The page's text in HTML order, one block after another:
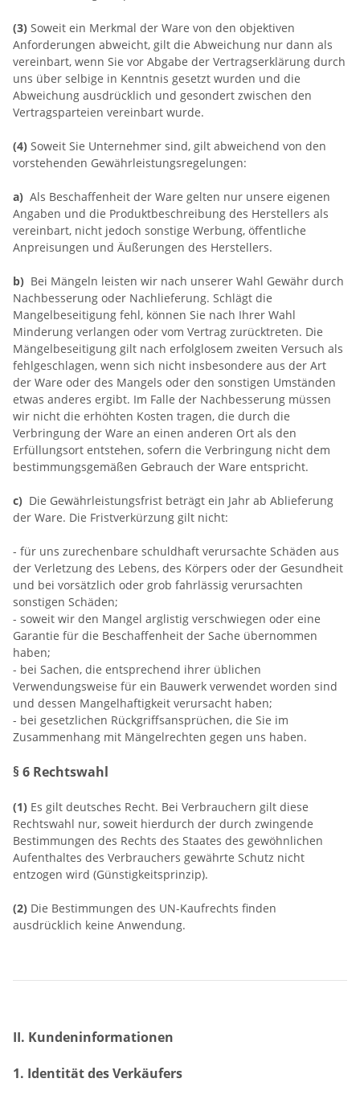
(3) Soweit ein Merkmal der Ware von den objektiven
Anforderungen abweicht, gilt die Abweichung nur dann als
vereinbart, wenn Sie vor Abgabe der Vertragserklärung durch
uns über selbige in Kenntnis gesetzt wurden und die
Abweichung ausdrücklich und gesondert zwischen den
Vertragsparteien vereinbart wurde.
(4) Soweit Sie Unternehmer sind, gilt abweichend von den
vorstehenden Gewährleistungsregelungen:
a) Als Beschaffenheit der Ware gelten nur unsere eigenen
Angaben und die Produktbeschreibung des Herstellers als
vereinbart, nicht jedoch sonstige Werbung, öffentliche
Anpreisungen und Äußerungen des Herstellers.
b) Bei Mängeln leisten wir nach unserer Wahl Gewähr durch
Nachbesserung oder Nachlieferung. Schlägt die
Mangelbeseitigung fehl, können Sie nach Ihrer Wahl
Minderung verlangen oder vom Vertrag zurücktreten. Die
Mängelbeseitigung gilt nach erfolglosem zweiten Versuch als
fehlgeschlagen, wenn sich nicht insbesondere aus der Art
der Ware oder des Mangels oder den sonstigen Umständen
etwas anderes ergibt. Im Falle der Nachbesserung müssen
wir nicht die erhöhten Kosten tragen, die durch die
Verbringung der Ware an einen anderen Ort als den
Erfüllungsort entstehen, sofern die Verbringung nicht dem
bestimmungsgemäßen Gebrauch der Ware entspricht.
c) Die Gewährleistungsfrist beträgt ein Jahr ab Ablieferung
der Ware. Die Fristverkürzung gilt nicht:
- für uns zurechenbare schuldhaft verursachte Schäden aus
der Verletzung des Lebens, des Körpers oder der Gesundheit
und bei vorsätzlich oder grob fahrlässig verursachten
sonstigen Schäden;
- soweit wir den Mangel arglistig verschwiegen oder eine
Garantie für die Beschaffenheit der Sache übernommen
haben;
- bei Sachen, die entsprechend ihrer üblichen
Verwendungsweise für ein Bauwerk verwendet worden sind
und dessen Mangelhaftigkeit verursacht haben;
- bei gesetzlichen Rückgriffsansprüchen, die Sie im
Zusammenhang mit Mängelrechten gegen uns haben.
§ 6 Rechtswahl
(1) Es gilt deutsches Recht. Bei Verbrauchern gilt diese
Rechtswahl nur, soweit hierdurch der durch zwingende
Bestimmungen des Rechts des Staates des gewöhnlichen
Aufenthaltes des Verbrauchers gewährte Schutz nicht
entzogen wird (Günstigkeitsprinzip).
(2) Die Bestimmungen des UN-Kaufrechts finden
ausdrücklich keine Anwendung.
II. Kundeninformationen
1. Identität des Verkäufers